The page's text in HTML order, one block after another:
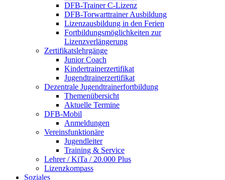
DFB-Trainer C-Lizenz
DFB-Torwarttrainer Ausbildung
Lizenzausbildung in den Ferien
Fortbildungsmöglichkeiten zur
Lizenzverlängerung
Zertifikatslehrgänge
Junior Coach
Kindertrainerzertifikat
Jugendtrainerzertifikat
Dezentrale Jugendtrainerfortbildung
Themenübersicht
Aktuelle Termine
DFB-Mobil
Anmeldungen
Vereinsfunktionäre
Jugendleiter
Training & Service
Lehrer / KiTa / 20.000 Plus
Lizenzkompass
Soziales